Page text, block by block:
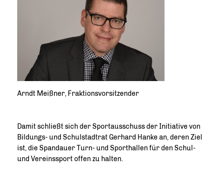
Arndt Meißner, Fraktionsvorsitzender
Damit schließt sich der Sportausschuss der Initiative von
Bildungs- und Schulstadtrat Gerhard Hanke an, deren Ziel
ist, die Spandauer Turn- und Sporthallen für den Schul-
und Vereinssport offen zu halten.